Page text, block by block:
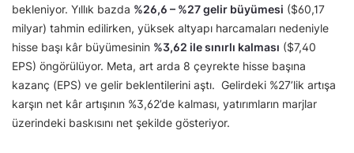
bekleniyor. Yıllık bazda %26,6 – %27 gelir büyümesi ($60,17
milyar) tahmin edilirken, yüksek altyapı harcamaları nedeniyle
hisse başı kâr büyümesinin %3,62 ile sınırlı kalması ($7,40
EPS) öngörülüyor. Meta, art arda 8 çeyrekte hisse başına
kazanç (EPS) ve gelir beklentilerini aştı. Gelirdeki %27’lik artışa
karşın net kâr artışının %3,62’de kalması, yatırımların marjlar
üzerindeki baskısını net şekilde gösteriyor.